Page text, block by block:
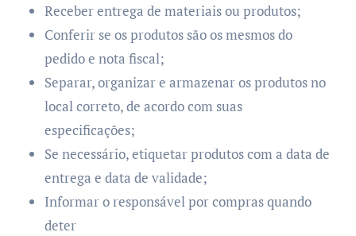
Receber entrega de materiais ou produtos;
Conferir se os produtos são os mesmos do
pedido e nota fiscal;
Separar, organizar e armazenar os produtos no
local correto, de acordo com suas
especificações;
Se necessário, etiquetar produtos com a data de
entrega e data de validade;
Informar o responsável por compras quando
deter